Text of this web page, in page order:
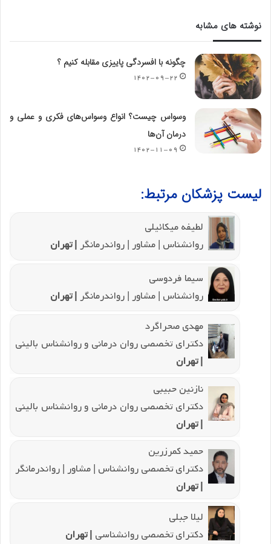
نوشته های مشابه
چگونه با افسردگی پاییزی مقابله کنیم ؟
۱۴۰۲-۰۹-۲۲
وسواس چیست؟ انواع وسواس‌های فکری و عملی و
درمان آن‌ها
۱۴۰۲-۱۱-۰۹
لیست پزشکان مرتبط:
لطیفه میکائیلی
روانشناس | مشاور | رواندرمانگر| تهران
سیما فردوسی
روانشناس | مشاور | رواندرمانگر| تهران
مهدی صحراگرد
دکترای تخصصی روان درمانی و روانشناس بالینی
| تهران
نازنین حبیبی
دکترای تخصصی روان درمانی و روانشناس بالینی
| تهران
حمید کمرزرین
دکترای تخصصی روانشناس | مشاور | رواندرمانگر
| تهران
لیلا جبلی
دکترای تخصصی روانشناسی | تهران